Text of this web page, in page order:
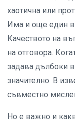
хаотична или
Има и още един
Качеството на
на отговора.
задава дълбоки
значително. В
съвместно
Но е важно и